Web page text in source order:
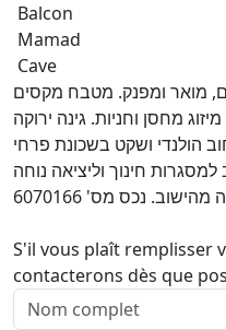
Balcon
Mamad
Cave
מואר ומפנק. מטבח מקסים
מחסן וחניות. גינה ירוקה
הולנדי ושקט בשכונת פרחי
חינוך וליציאה נוחה
נכס מס' 6070166
S'il vous plaît remplisser
contacterons dès que